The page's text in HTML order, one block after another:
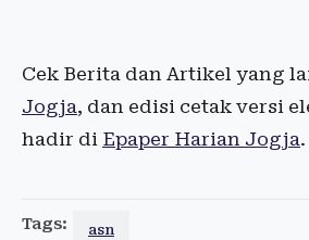
Cek Berita dan Artikel yang
Jogja, dan edisi cetak versi
hadir di Epaper Harian Jogja.
Tags: asn